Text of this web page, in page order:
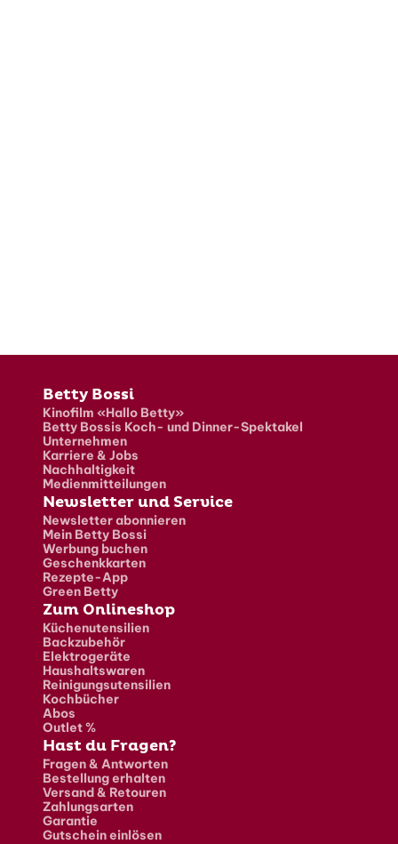
Fusszeile
Betty Bossi
Kinofilm «Hallo Betty»
Betty Bossis Koch- und Dinner-Spektakel
Unternehmen
Karriere & Jobs
Nachhaltigkeit
Medienmitteilungen
Newsletter und Service
Newsletter abonnieren
Mein Betty Bossi
Werbung buchen
Geschenkkarten
Rezepte-App
Green Betty
Zum Onlineshop
Küchenutensilien
Backzubehör
Elektrogeräte
Haushaltswaren
Reinigungsutensilien
Kochbücher
Abos
Outlet %
Hast du Fragen?
Fragen & Antworten
Bestellung erhalten
Versand & Retouren
Zahlungsarten
Garantie
Gutschein einlösen